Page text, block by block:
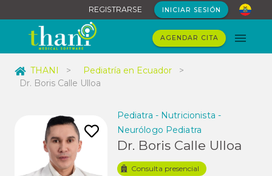
REGISTRARSE INICIAR SESIÓN
AGENDAR CITA
THANI > Pediatría en Ecuador
>
Dr. Boris Calle Ulloa
Pediatra - Nutricionista -
Neurólogo Pediatra
Dr. Boris Calle Ulloa
Consulta presencial